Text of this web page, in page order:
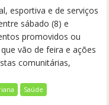
esportiva e de serviços
sábado (8) e
promovidos ou
vão de feira e ações
comunitárias,
Saúde